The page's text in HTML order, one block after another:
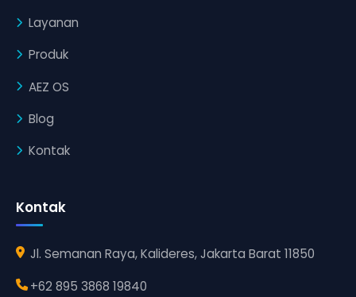
Layanan
Produk
AEZ OS
Blog
Kontak
Kontak
Jl. Semanan Raya, Kalideres, Jakarta Barat 11850
+62 895 3868 19840